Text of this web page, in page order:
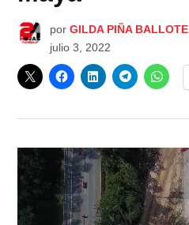
por GILDA PIÑA BALLOTE
julio 3, 2022